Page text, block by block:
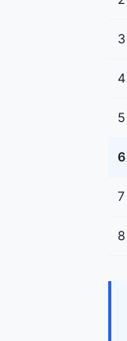
3
4
5
6
7
8